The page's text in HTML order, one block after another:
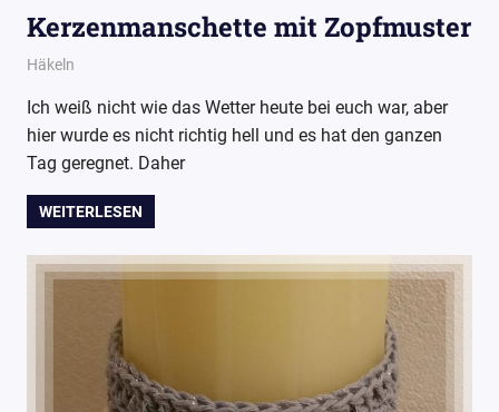
Kerzenmanschette mit Zopfmuster
19. Oktober 2016
Wollpoesie
Häkeln
Ich weiß nicht wie das Wetter heute bei euch war, aber
hier wurde es nicht richtig hell und es hat den ganzen
Tag geregnet. Daher
WEITERLESEN